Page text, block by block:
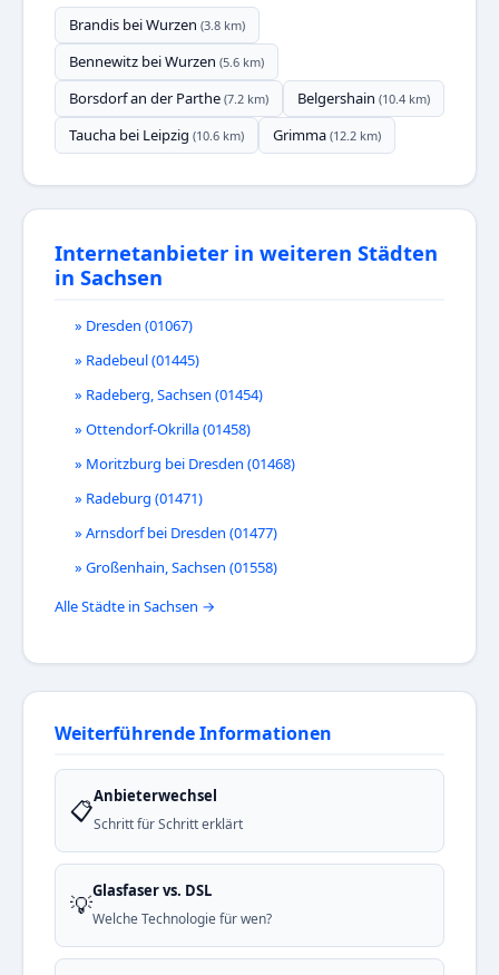
Brandis bei Wurzen (3.8 km)
Bennewitz bei Wurzen (5.6 km)
Borsdorf an der Parthe (7.2 km) Belgershain (10.4 km)
Taucha bei Leipzig (10.6 km) Grimma (12.2 km)
Internetanbieter in weiteren Städten
in Sachsen
» Dresden (01067)
» Radebeul (01445)
» Radeberg, Sachsen (01454)
» Ottendorf-Okrilla (01458)
» Moritzburg bei Dresden (01468)
» Radeburg (01471)
» Arnsdorf bei Dresden (01477)
» Großenhain, Sachsen (01558)
Alle Städte in Sachsen →
Weiterführende Informationen
📋Anbieterwechsel
Schritt für Schritt erklärt
💡Glasfaser vs. DSL
Welche Technologie für wen?